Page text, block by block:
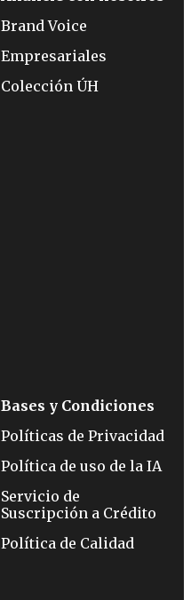
Brand Voice
Empresariales
Colección ÚH
Bases y Condiciones
Políticas de Privacidad
Política de uso de la IA
Servicio de
Suscripción a Crédito
Política de Calidad